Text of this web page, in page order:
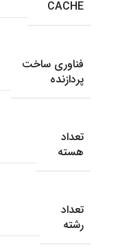
CACHE
فناوری ساخت
پردازنده
تعداد
هسته
تعداد
رشته